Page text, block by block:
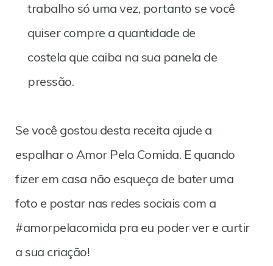
trabalho só uma vez, portanto se você
quiser compre a quantidade de
costela que caiba na sua panela de
pressão.
Se você gostou desta receita ajude a
espalhar o Amor Pela Comida. E quando
fizer em casa não esqueça de bater uma
foto e postar nas redes sociais com a
#amorpelacomida pra eu poder ver e curtir
a sua criação!